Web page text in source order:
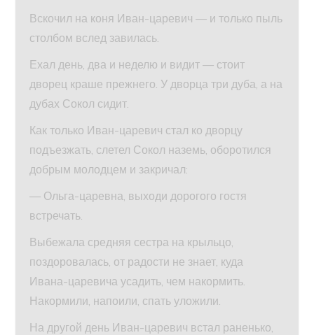
Вскочил на коня Иван-царевич — и только пыль
столбом вслед завилась.
Ехал день, два и неделю и видит — стоит
дворец краше прежнего. У дворца три дуба, а на
дубах Сокол сидит.
Как только Иван-царевич стал ко дворцу
подъезжать, слетел Сокол наземь, оборотился
добрым молодцем и закричал:
— Ольга-царевна, выходи дорогого гостя
встречать.
Выбежала средняя сестра на крыльцо,
поздоровалась, от радости не знает, куда
Ивана-царевича усадить, чем накормить.
Накормили, напоили, спать уложили.
На другой день Иван-царевич встал раненько,